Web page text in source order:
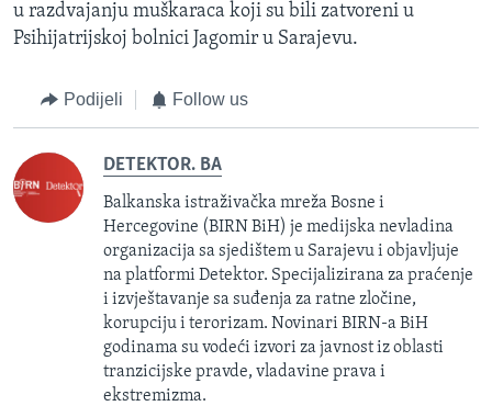
u razdvajanju muškaraca koji su bili zatvoreni u
Psihijatrijskoj bolnici Jagomir u Sarajevu.
Podijeli Follow us
DETEKTOR. BA
Balkanska istraživačka mreža Bosne i
Hercegovine (BIRN BiH) je medijska nevladina
organizacija sa sjedištem u Sarajevu i objavljuje
na platformi Detektor. Specijalizirana za praćenje
i izvještavanje sa suđenja za ratne zločine,
korupciju i terorizam. Novinari BIRN-a BiH
godinama su vodeći izvori za javnost iz oblasti
tranzicijske pravde, vladavine prava i
ekstremizma.